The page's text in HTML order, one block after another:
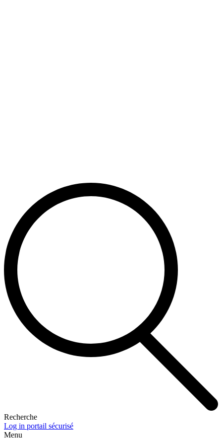
Recherche
Log in portail sécurisé
Menu